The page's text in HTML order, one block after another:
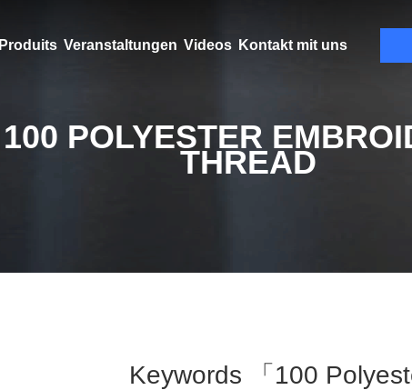
Produits Veranstaltungen Videos Kontakt mit uns
100 POLYESTER
THREAD
Keywords 「100